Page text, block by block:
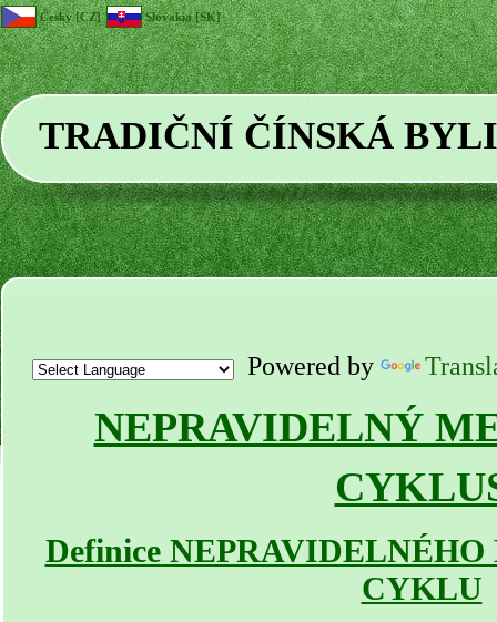
TRADIČNÍ ČÍNSKÁ
Česky [CZ] Slovakia [SK]
Powered by
NEPRAVIDELNÝ
Definice
CYKLU